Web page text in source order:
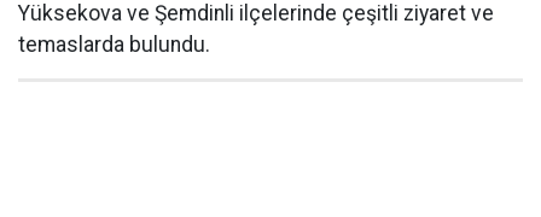
Yüksekova ve Şemdinli ilçelerinde çeşitli ziyaret ve
temaslarda bulundu.